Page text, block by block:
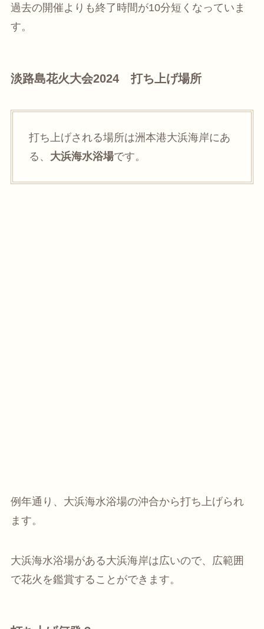
過去の開催よりも終了時間が10分短くなっていま
す。
淡路島花火大会2024 打ち上げ場所
打ち上げされる場所は洲本港大浜海岸にあ
る、 大浜海水浴場です。
例年通り、大浜海水浴場の沖合から打ち上げられ
ます。
大浜海水浴場がある大浜海岸は広いので、広範囲
で花火を鑑賞することができます。